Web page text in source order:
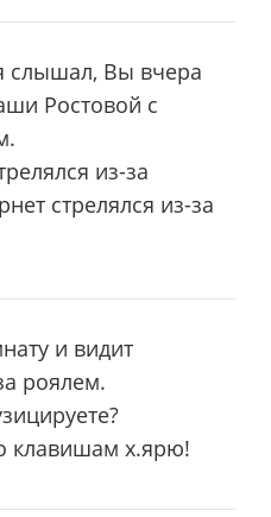
слышал, Вы вчера
Ростовой с
из-за
стрелялся из-за
и видит
роялем.
клавишам х.ярю!